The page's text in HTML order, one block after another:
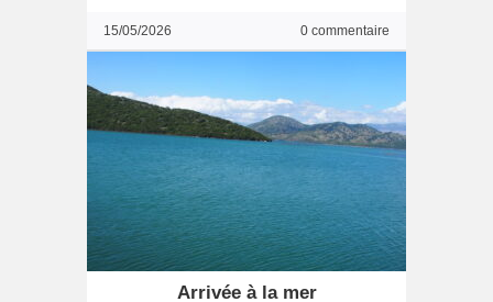
15/05/2026 0 commentaire
Arrivée à la mer